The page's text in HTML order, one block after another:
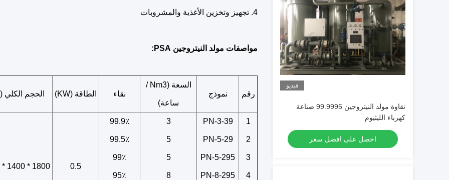
فيديو
نقاوة مولد النيتروجين 99.9995 صناعة
كهرباء الليثيوم
احصل على افضل سعر
4. تجهيز وتخزين الأغذية والمشروبات
مواصفات مولد النيتروجين PSA:
رقم نموذج
السعة (Nm3 /
ساعة)
نقاء الطاقة (KW) الحجم
1
2
3
4
PN-3-39
PN-5-29
PN-5-295
PN-8-295
3
5
5
8
99.9٪
99.5٪
99٪
95٪
0.5
1800 * 1400 * 1500